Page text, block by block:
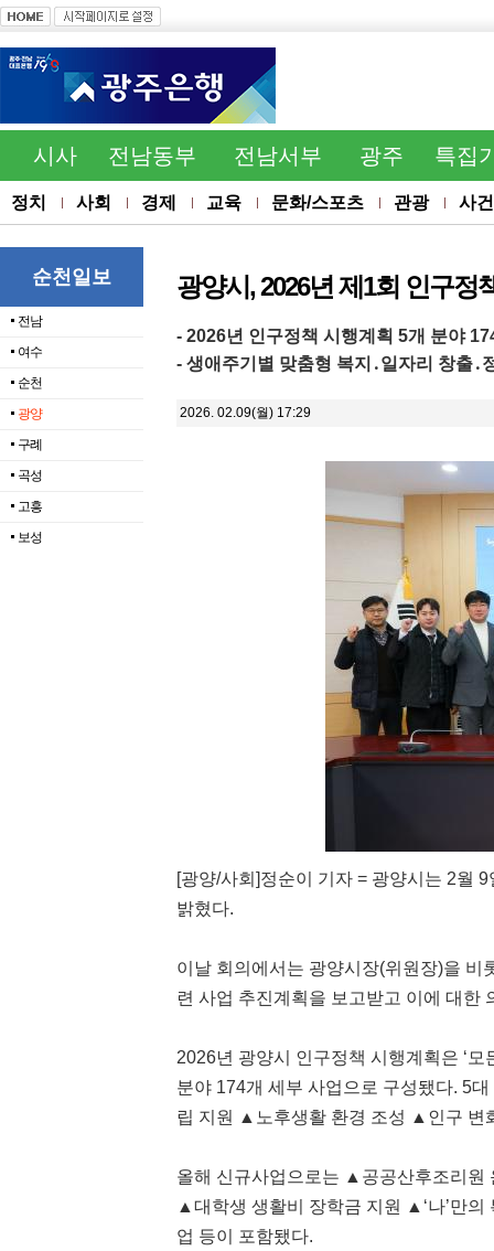
시사 전남동부 전남서부 광주 특집
정치 사회 경제 교육 문화/스포츠 관광 사
순천일보
전남
여수
순천
광양
구례
곡성
고흥
보성
광양시, 2026년 제1회 인구정
- 2026년 인구정책 시행계획 5개 분야
- 생애주기별 맞춤형 복지․일자리 창출․
2026. 02.09(월) 17:29
[광양/사회]정순이 기자 = 광양시는 2월
밝혔다.
이날 회의에서는 광양시장(위원장)을 비
련 사업 추진계획을 보고받고 이에 대한
2026년 광양시 인구정책 시행계획은 ‘
분야 174개 세부 사업으로 구성됐다. 5
립 지원 ▲노후생활 환경 조성 ▲인구 변
올해 신규사업으로는 ▲공공산후조리
▲대학생 생활비 장학금 지원 ▲‘나’만
업 등이 포함됐다.